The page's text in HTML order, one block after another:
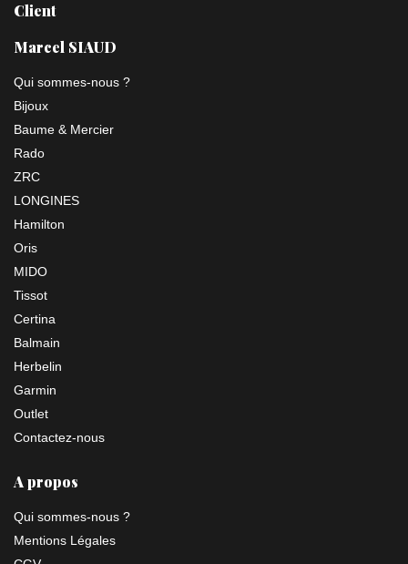
Client
Marcel SIAUD
Qui sommes-nous ?
Bijoux
Baume & Mercier
Rado
ZRC
LONGINES
Hamilton
Oris
MIDO
Tissot
Certina
Balmain
Herbelin
Garmin
Outlet
Contactez-nous
A propos
Qui sommes-nous ?
Mentions Légales